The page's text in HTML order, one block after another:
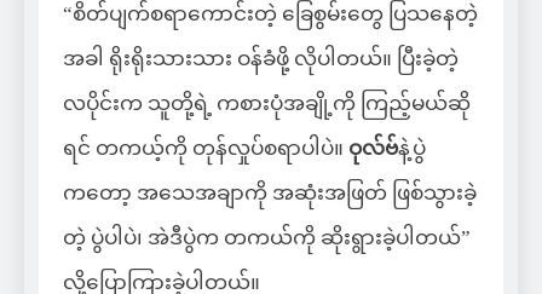
“စိတ်ပျက်စရာကောင်းတဲ့ ခြေစွမ်းတွေ ပြသနေတဲ့
အခါ ရိုးရိုးသားသား ဝန်ခံဖို့ လိုပါတယ်။ ပြီးခဲ့တဲ့
လပိုင်းက သူတို့ရဲ့ ကစားပုံအချို့ကို ကြည့်မယ်ဆို
ရင် တကယ့်ကို တုန်လှုပ်စရာပါပဲ။ ဝုလ်ဗ်နဲ့ပွဲ
ကတော့ အသေအချာကို အဆုံးအဖြတ် ဖြစ်သွားခဲ့
တဲ့ ပွဲပါပဲ၊ အဲဒီပွဲက တကယ်ကို ဆိုးရွားခဲ့ပါတယ်”
လို့ပြောကြားခဲ့ပါတယ်။